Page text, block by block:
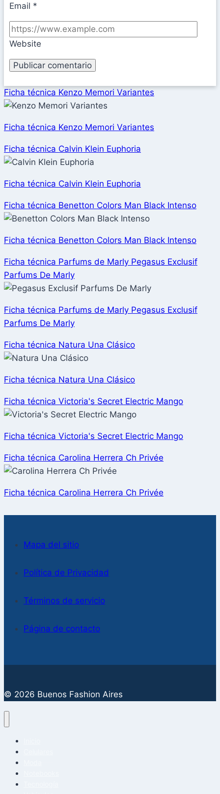
Email *
Website
Ficha técnica Kenzo Memori Variantes
Ficha técnica Kenzo Memori Variantes
Ficha técnica Calvin Klein Euphoria
Ficha técnica Calvin Klein Euphoria
Ficha técnica Benetton Colors Man Black Intenso
Ficha técnica Benetton Colors Man Black Intenso
Ficha técnica Parfums de Marly Pegasus Exclusif
Parfums De Marly
Ficha técnica Parfums de Marly Pegasus Exclusif
Parfums De Marly
Ficha técnica Natura Una Clásico
Ficha técnica Natura Una Clásico
Ficha técnica Victoria's Secret Electric Mango
Ficha técnica Victoria's Secret Electric Mango
Ficha técnica Carolina Herrera Ch Privée
Ficha técnica Carolina Herrera Ch Privée
Mapa del sitio
Política de Privacidad
Términos de servicio
Página de contacto
© 2026 Buenos Fashion Aires